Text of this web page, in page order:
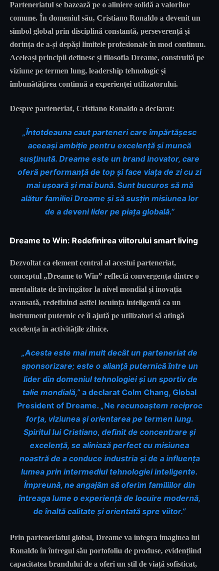
Parteneriatul se bazează pe o aliniere solidă a valorilor
comune. În domeniul său, Cristiano Ronaldo a devenit un
simbol global prin disciplină constantă, perseverență și
dorința de a-și depăși limitele profesionale în mod continuu.
Aceleași principii definesc și filosofia Dreame, construită pe
viziune pe termen lung, leadership tehnologic și
îmbunătățirea continuă a experienței utilizatorului.
Despre parteneriat, Cristiano Ronaldo a declarat:
„Întotdeauna caut parteneri care împărtășesc
aceeași ambiție pentru excelență și muncă
susținută. Dreame este un brand inovator, care
oferă performanță de top și face viața de zi cu zi
mai ușoară și mai bună. Sunt bucuros să mă
alătur familiei Dreame și să susțin misiunea lor
de a deveni lider pe piața globală.”
Dreame to Win: Redefinirea viitorului smart living
Dezvoltat ca element central al acestui parteneriat,
conceptul „Dreame to Win” reflectă convergența dintre o
mentalitate de învingător la nivel mondial și inovația
avansată, redefinind astfel locuința inteligentă ca un
instrument puternic ce îi ajută pe utilizatori să atingă
excelența în activitățile zilnice.
„Acesta este mai mult decât un parteneriat de
sponsorizare; este o alianță puternică între un
lider din domeniul tehnologiei și un sportiv de
talie mondială,” a declarat Colm Chang, Global
President of Dreame. „Ne recunoaștem reciproc
forța, viziunea și orientarea pe termen lung.
Spiritul lui Cristiano, definit de concentrare și
excelență, se aliniază perfect cu misiunea
noastră de a conduce industria și de a influența
lumea prin intermediul tehnologiei inteligente.
Împreună, ne angajăm să oferim familiilor din
întreaga lume o experiență de locuire modernă,
de înaltă calitate și orientată spre viitor.”
Prin parteneriatul global, Dreame va integra imaginea lui
Ronaldo în întregul său portofoliu de produse, evidențiind
capacitatea brandului de a oferi un stil de viață sofisticat,